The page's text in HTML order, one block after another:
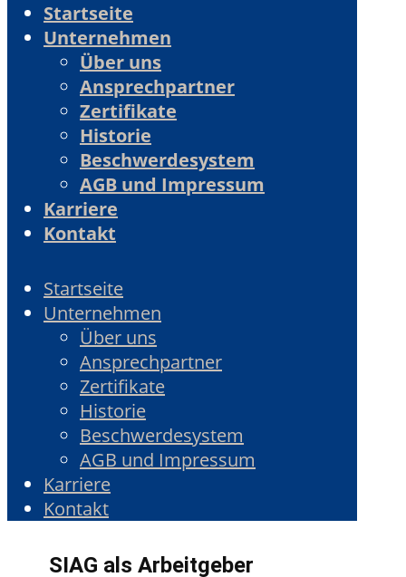
Startseite
Unternehmen
Über uns
Ansprechpartner
Zertifikate
Historie
Beschwerdesystem
AGB und Impressum
Karriere
Kontakt
Startseite
Unternehmen
Über uns
Ansprechpartner
Zertifikate
Historie
Beschwerdesystem
AGB und Impressum
Karriere
Kontakt
SIAG als Arbeitgeber